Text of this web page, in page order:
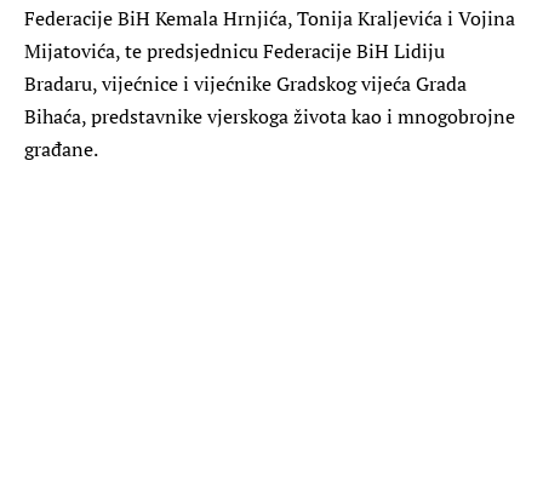
Federacije BiH Kemala Hrnjića, Tonija Kraljevića i Vojina
Mijatovića, te predsjednicu Federacije BiH Lidiju
Bradaru, vijećnice i vijećnike Gradskog vijeća Grada
Bihaća, predstavnike vjerskoga života kao i mnogobrojne
građane.